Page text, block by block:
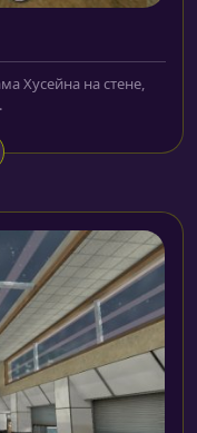
Хусейна на стене,